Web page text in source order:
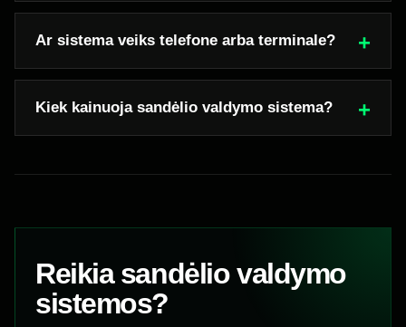
Ar sistema veiks telefone arba terminale?
Kiek kainuoja sandėlio valdymo sistema?
Reikia sandėlio valdymo
sistemos?